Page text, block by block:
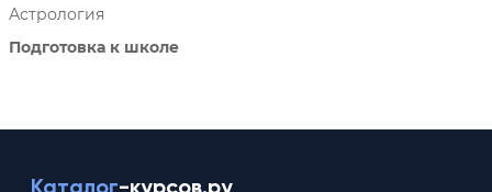
Астрология
Подготовка к школе